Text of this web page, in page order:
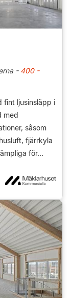
-400 -
fint ljusinsläpp i
med
såsom
fjärrkyla
för...